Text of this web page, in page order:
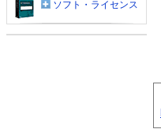
ソフト・ライセンス